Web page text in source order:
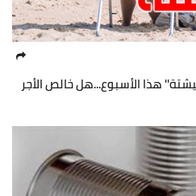
هذا الأسبوع...هل خالص الأجر